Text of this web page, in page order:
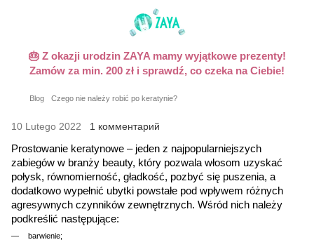
🎂 Z okazji urodzin ZAYA mamy wyjątkowe prezenty!
Zamów za min. 200 zł i sprawdź, co czeka na Ciebie!
Blog Czego nie należy robić po keratynie?
10 Lutego 2022
1 комментарий
Prostowanie keratynowe – jeden z najpopularniejszych
zabiegów w branży beauty, który pozwala włosom uzyskać
połysk, równomierność, gładkość, pozbyć się puszenia, a
dodatkowo wypełnić ubytki powstałe pod wpływem różnych
agresywnych czynników zewnętrznych. Wśród nich należy
podkreślić następujące:
barwienie;